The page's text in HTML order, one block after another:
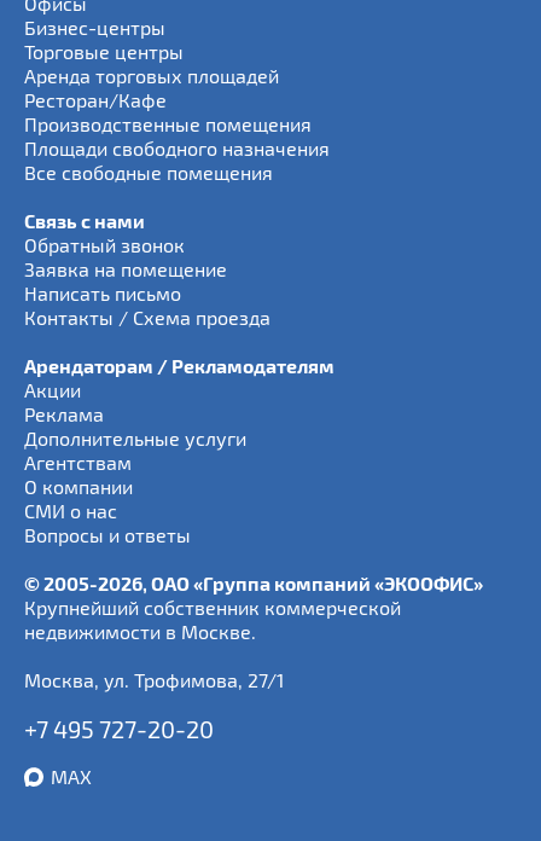
Бизнес-центры
Торговые центры
Аренда торговых площадей
Ресторан/Кафе
Производственные помещения
Площади свободного назначения
Все свободные помещения
Связь с нами
Обратный звонок
Заявка на помещение
Написать письмо
Контакты / Схема проезда
Арендаторам / Рекламодателям
Акции
Реклама
Дополнительные услуги
Агентствам
О компании
СМИ о нас
Вопросы и ответы
© 2005-2026, ОАО «Группа компаний «ЭКООФИС»
Крупнейший собственник коммерческой
недвижимости в Москве.
Москва, ул. Трофимова, 27/1
+7 495 727-20-20
MAX